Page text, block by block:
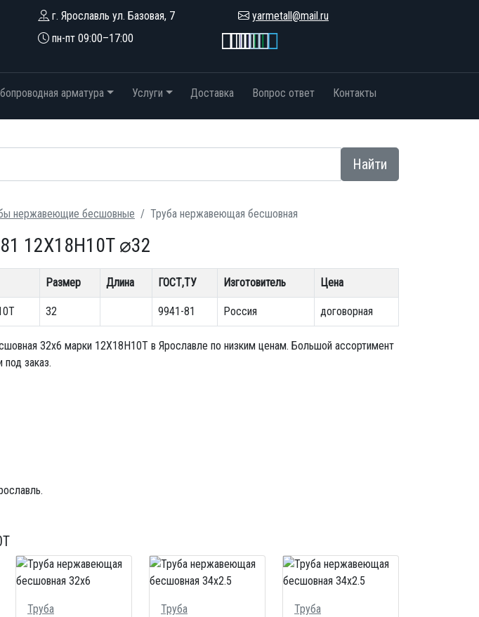
г. Ярославль ул. Базовая, 7
пн-пт 09:00–17:00
yarmetall@mail.ru
арматура Услуги Доставка Вопрос ответ Контакты
Найти
нержавеющие бесшовные Труба нержавеющая бесшовная
12Х18Н10Т ⌀32
Размер Длина ГОСТ,ТУ Изготовитель Цена
32 9941-81 Россия договорная
32x6 марки 12Х18Н10Т в Ярославле по низким ценам. Большой ассортимент
заказ.
Труба
Труба
Труба